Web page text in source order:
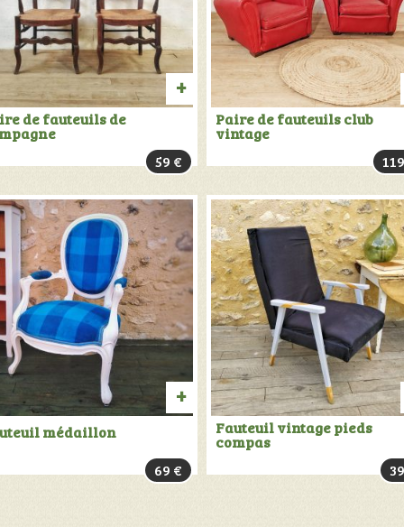
AJOUTER
PANIER
de fauteuils de
59 €
Paire de fauteuils club
vintage
119
AJOUTER
PANIER
médaillon
69 €
Fauteuil vintage pieds
compas
39